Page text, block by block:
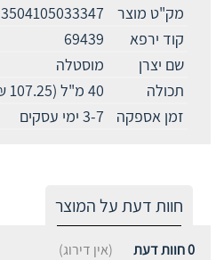
מק"ט מוצר
3504105033347
קוד ירפא
69439
שם יצרן
מוסטלה
תכולה
40 מ"ל (107.25 ₪ ל-100 מ"ל)
זמן אספקה
3-7 ימי עסקים
חוות דעת על המוצר
0חוות דעת (אין דירוג)